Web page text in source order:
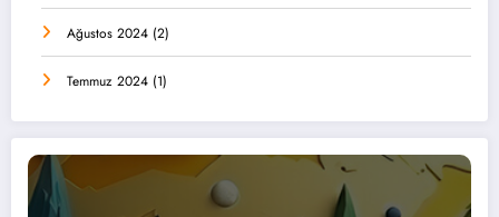
Ağustos 2024 (2)
Temmuz 2024 (1)